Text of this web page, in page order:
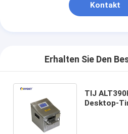
Kontakt
Erhalten Sie Den
TIJ
Desktop-